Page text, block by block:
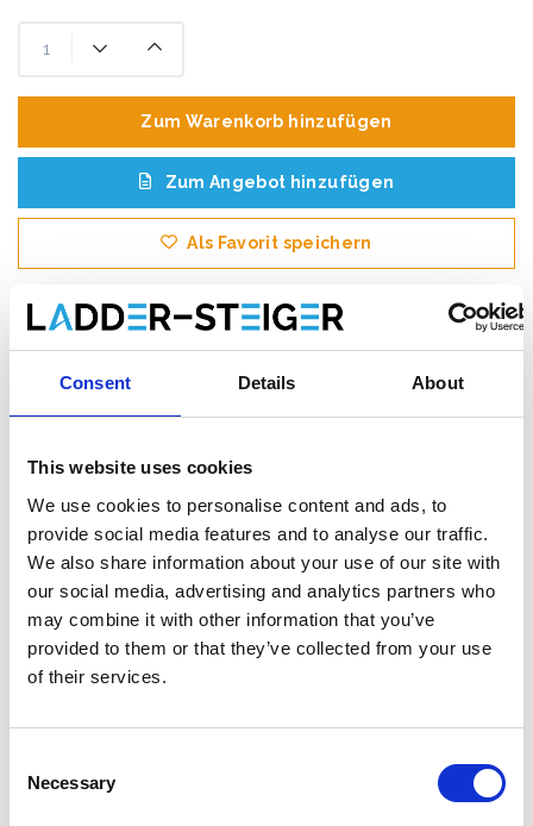
Consent Details About
This website uses cookies
We use cookies to personalise content and ads, to
provide social media features and to analyse our traffic.
We also share information about your use of our site with
our social media, advertising and analytics partners who
may combine it with other information that you’ve
provided to them or that they’ve collected from your use
of their services.
Selection
Necessary
Zum Warenkorb hinzufügen
Zum Angebot hinzufügen
Als Favorit speichern
Produktinformation Ähnliche Produkte
Solide Alu-Glasreinigerleiter 3x6 Sprossen
– professionelle Fensterputzerleiter für
sicheres Arbeiten in der Höhe
Solide Glasreinigerleiter
ist die ideale Lösung für das
professionelle Reinigen von Fenstern und Glasflächen in
der Höhe. Diese hochwertige